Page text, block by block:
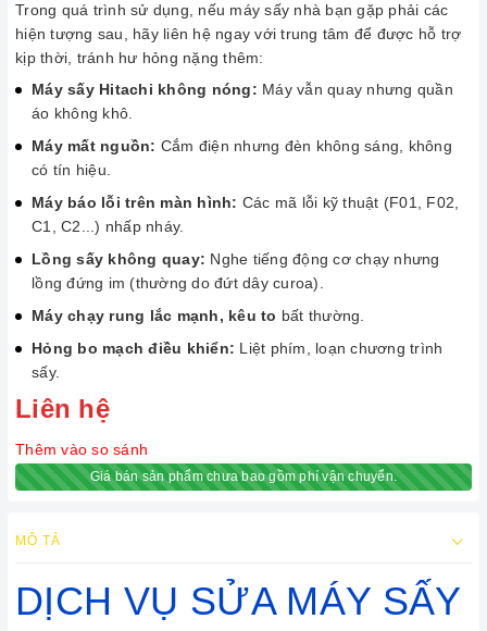
Trong quá trình sử dụng, nếu máy sấy nhà bạn gặp phải các
hiện tượng sau, hãy liên hệ ngay với trung tâm để được hỗ trợ
kịp thời, tránh hư hỏng nặng thêm:
Máy sấy Hitachi không nóng: Máy vẫn quay nhưng quần
áo không khô.
Máy mất nguồn: Cắm điện nhưng đèn không sáng, không
có tín hiệu.
Máy báo lỗi trên màn hình: Các mã lỗi kỹ thuật (F01, F02,
C1, C2...) nhấp nháy.
Lồng sấy không quay: Nghe tiếng động cơ chạy nhưng
lồng đứng im (thường do đứt dây curoa).
Máy chạy rung lắc mạnh, kêu to bất thường.
Hỏng bo mạch điều khiển: Liệt phím, loạn chương trình
sấy.
Liên hệ
Thêm vào so sánh
Giá bán sản phẩm chưa bao gồm phí vận chuyển.
MÔ TẢ
DỊCH VỤ SỬA MÁY SẤY